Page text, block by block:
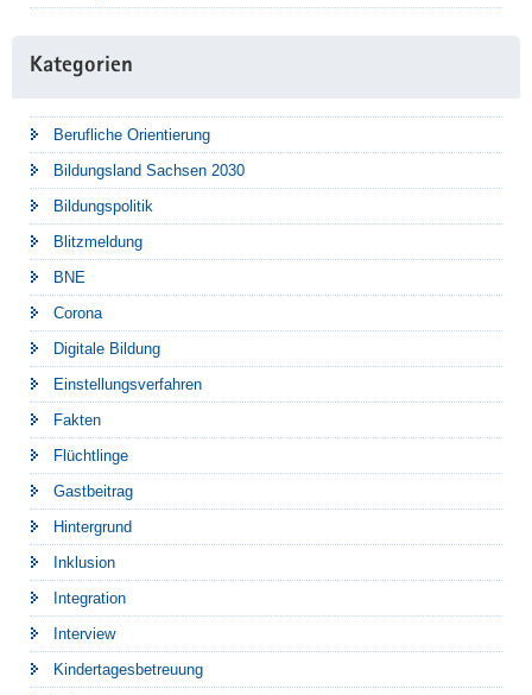
Kategorien
Berufliche Orientierung
Bildungsland Sachsen 2030
Bildungspolitik
Blitzmeldung
BNE
Corona
Digitale Bildung
Einstellungsverfahren
Fakten
Flüchtlinge
Gastbeitrag
Hintergrund
Inklusion
Integration
Interview
Kindertagesbetreuung